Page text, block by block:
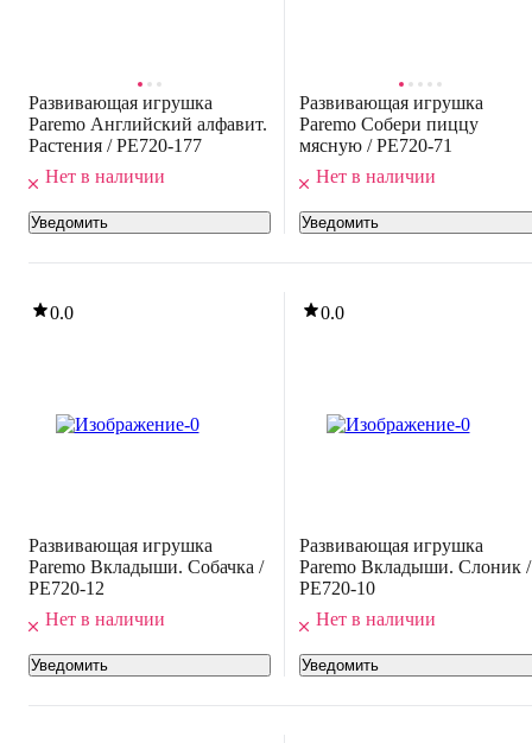
Развивающая игрушка
Paremo Английский алфавит.
Растения / PE720-177
Нет в наличии
Уведомить
Развивающая игрушка
Paremo Собери пиццу
мясную / PE720-71
Нет в наличии
Уведомить
0.0
Развивающая игрушка
Paremo Вкладыши. Собачка /
PE720-12
Нет в наличии
Уведомить
0.0
Развивающая игрушка
Paremo Вкладыши. Слоник /
PE720-10
Нет в наличии
Уведомить